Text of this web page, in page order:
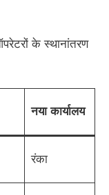
के स्थानांतरण
नया कार्यालय
रंका